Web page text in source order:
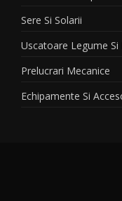
Sere Si Solarii
Uscatoare Legume Si
Prelucrari Mecanice
Echipamente Si